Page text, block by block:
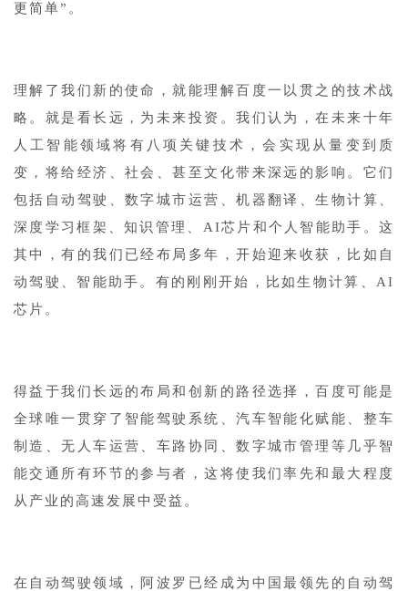
更简单”。
理解了我们新的使命，就能理解百度一以贯之的技术战
略。就是看长远，为未来投资。我们认为，在未来十年
人工智能领域将有八项关键技术，会实现从量变到质
变，将给经济、社会、甚至文化带来深远的影响。它们
包括自动驾驶、数字城市运营、机器翻译、生物计算、
深度学习框架、知识管理、AI芯片和个人智能助手。这
其中，有的我们已经布局多年，开始迎来收获，比如自
动驾驶、智能助手。有的刚刚开始，比如生物计算、AI
芯片。
得益于我们长远的布局和创新的路径选择，百度可能是
全球唯一贯穿了智能驾驶系统、汽车智能化赋能、整车
制造、无人车运营、车路协同、数字城市管理等几乎智
能交通所有环节的参与者，这将使我们率先和最大程度
从产业的高速发展中受益。
在自动驾驶领域，阿波罗已经成为中国最领先的自动驾